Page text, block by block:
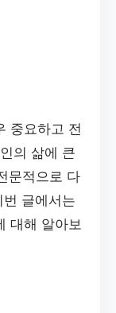
중요하고 전
의 삶에 큰
문적으로 다
글에서는
대해 알아보